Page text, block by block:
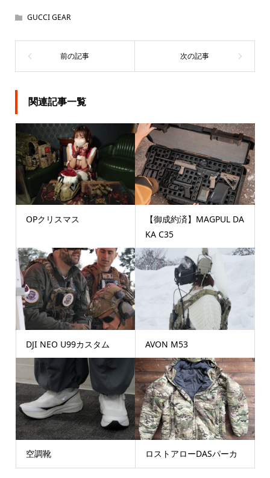
GUCCI GEAR
関連記事一覧
OPクリスマス
【御成約済】MAGPUL DA
KA C35
DJI NEO U99カスタム AVON M53
空調靴 ロストアローDASパーカ